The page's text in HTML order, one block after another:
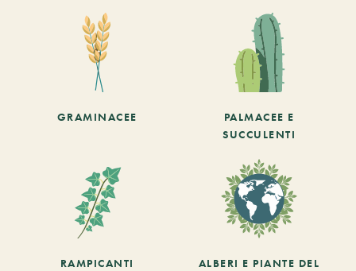
GRAMINACEE
PALMACEE E
SUCCULENTI
RAMPICANTI
ALBERI E PIANTE DEL